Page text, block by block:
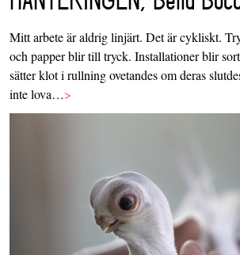
Mitt arbete är aldrig linjärt. Det är cykliskt.
och papper blir till tryck. Installationer blir
sätter klot i rullning ovetandes om deras
inte lova…>